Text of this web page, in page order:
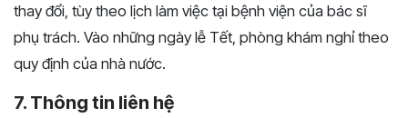
thay đổi, tùy theo lịch làm việc tại bệnh viện của bác sĩ
phụ trách. Vào những ngày lễ Tết, phòng khám nghỉ theo
quy định của nhà nước.
7. Thông tin liên hệ